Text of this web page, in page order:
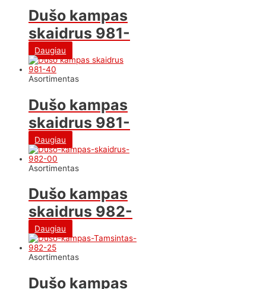
Dušo kampas
skaidrus 981-
00
Daugiau
Asortimentas
Dušo kampas
skaidrus 981-
40
Daugiau
Asortimentas
Dušo kampas
skaidrus 982-
00
Daugiau
Asortimentas
Dušo kampas